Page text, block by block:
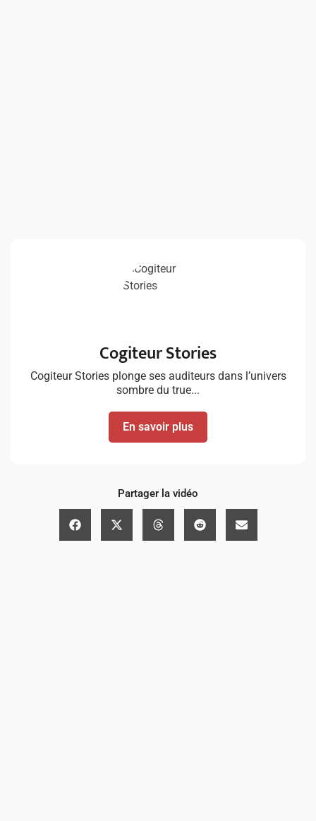
Cogiteur Stories
Cogiteur Stories plonge ses auditeurs dans l’univers
sombre du true...
En savoir plus
Partager la vidéo